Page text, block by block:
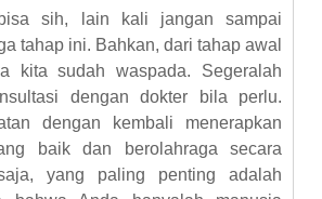
sih, lain kali jangan sampai
tahap ini. Bahkan, dari tahap awal
kita sudah waspada. Segeralah
dengan dokter bila perlu.
dengan kembali menerapkan
baik dan berolahraga secara
yang paling penting adalah